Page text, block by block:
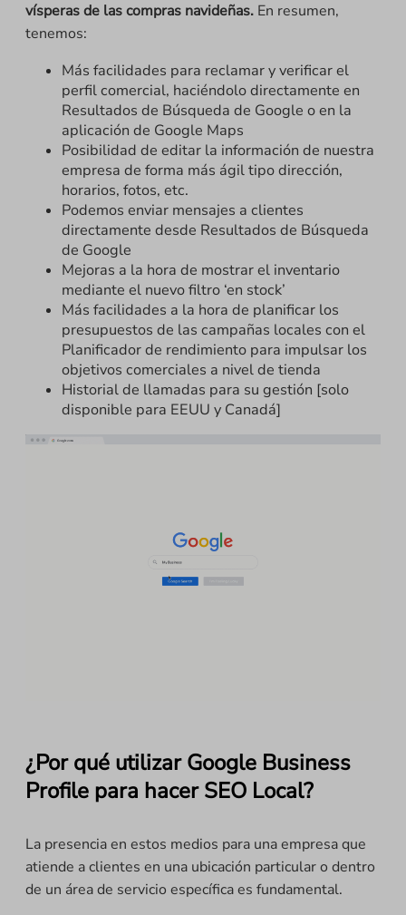
vísperas de las compras navideñas. En resumen,
tenemos:
Más facilidades para reclamar y verificar el
perfil comercial, haciéndolo directamente en
Resultados de Búsqueda de Google o en la
aplicación de Google Maps
Posibilidad de editar la información de nuestra
empresa de forma más ágil tipo dirección,
horarios, fotos, etc.
Podemos enviar mensajes a clientes
directamente desde Resultados de Búsqueda
de Google
Mejoras a la hora de mostrar el inventario
mediante el nuevo filtro ‘en stock’
Más facilidades a la hora de planificar los
presupuestos de las campañas locales con el
Planificador de rendimiento para impulsar los
objetivos comerciales a nivel de tienda
Historial de llamadas para su gestión [solo
disponible para EEUU y Canadá]
¿Por qué utilizar Google Business
Profile para hacer SEO Local?
La presencia en estos medios para una empresa que
atiende a clientes en una ubicación particular o dentro
de un área de servicio específica es fundamental.